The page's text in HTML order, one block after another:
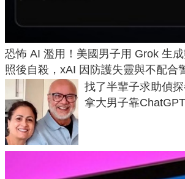
恐怖 AI 濫用！美國男子用 Grok 生
照後自殺，xAI 因防護失靈與不配合
找了半輩子求助偵
拿大男子靠